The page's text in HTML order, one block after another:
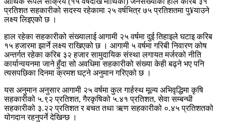
प्रतिशत सहकारीको सदस्य रहेकामा २५ वर्षभित्र ७५ प्रतिशतमा पु¥याउने
लक्ष्य लिइएको छ ।
हाल रहेका सहकारीको संख्यालाई आगामी २५ वर्षमा दुई तिहाइले घटाइ करिब
१५ हजारमा झार्ने लक्ष्य राखिएको छ । आगामी ५ वर्षमा गरिबी निवारण कोष
अन्तर्गत रहेका करिब ३२ हजार सामुदायिक संस्था लगायत मर्जरको नीति
कार्यान्वयनमा जाने हुँदा सो अवधिमा सहकारीको संख्या केही बढ्ने भए पनि
त्यसपछिका दिनमा क्रमश घट्ने अनुमान गरिएको छ ।
यस अनुमान अनुसार आगामी २५ वर्षमा कुल गार्हस्थ मूल्य अभिवृद्धिमा कृषि
सहकारीको ५.९२ प्रतिशत, गैरकृषिको ५.४१ प्रतिशत, सेवा सम्बन्धी
सहकारीको ३.२२ प्रतिशत र बचत तथा ऋण सहकारीको ०.४५ प्रतिशतको
योगदान रहनुपर्ने देखिन्छ ।